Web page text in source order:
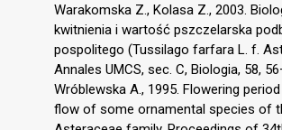
Warakomska Z., Kolasa Z., 2003.
kwitnienia i wartość pszczelarska
pospolitego (Tussilago farfara L. f.
Annales UMCS, sec. C, Biologia, 58,
Wróblewska A., 1995. Flowering
flow of some ornamental species of